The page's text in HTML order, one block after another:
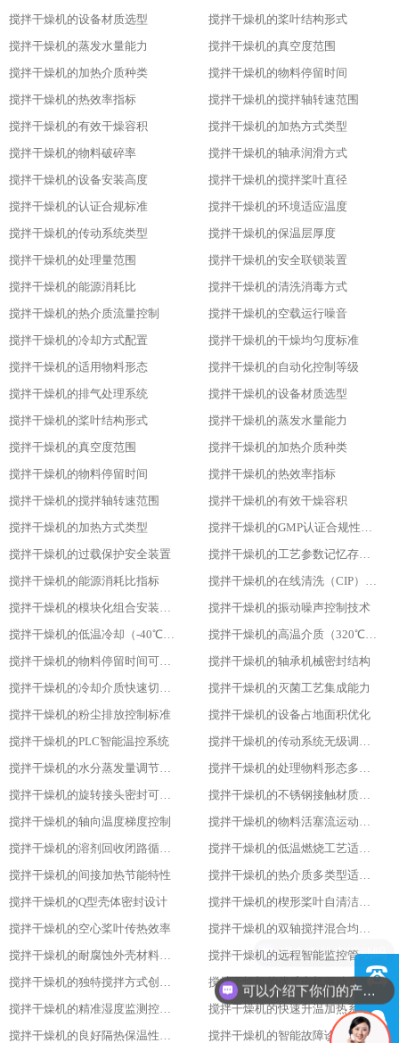
搅拌干燥机的设备材质选型
搅拌干燥机的桨叶结构形式
搅拌干燥机的蒸发水量能力
搅拌干燥机的真空度范围
搅拌干燥机的加热介质种类
搅拌干燥机的物料停留时间
搅拌干燥机的热效率指标
搅拌干燥机的搅拌轴转速范围
搅拌干燥机的有效干燥容积
搅拌干燥机的加热方式类型
搅拌干燥机的物料破碎率
搅拌干燥机的轴承润滑方式
搅拌干燥机的设备安装高度
搅拌干燥机的搅拌桨叶直径
搅拌干燥机的认证合规标准
搅拌干燥机的环境适应温度
搅拌干燥机的传动系统类型
搅拌干燥机的保温层厚度
搅拌干燥机的处理量范围
搅拌干燥机的安全联锁装置
搅拌干燥机的能源消耗比
搅拌干燥机的清洗消毒方式
搅拌干燥机的热介质流量控制
搅拌干燥机的空载运行噪音
搅拌干燥机的冷却方式配置
搅拌干燥机的干燥均匀度标准
搅拌干燥机的适用物料形态
搅拌干燥机的自动化控制等级
搅拌干燥机的排气处理系统
搅拌干燥机的设备材质选型
搅拌干燥机的桨叶结构形式
搅拌干燥机的蒸发水量能力
搅拌干燥机的真空度范围
搅拌干燥机的加热介质种类
搅拌干燥机的物料停留时间
搅拌干燥机的热效率指标
搅拌干燥机的搅拌轴转速范围
搅拌干燥机的有效干燥容积
搅拌干燥机的加热方式类型
搅拌干燥机的GMP认证合规性设计
搅拌干燥机的过载保护安全装置
搅拌干燥机的工艺参数记忆存储功能
搅拌干燥机的能源消耗比指标
搅拌干燥机的在线清洗（CIP）功能
搅拌干燥机的模块化组合安装方式
搅拌干燥机的振动噪声控制技术
搅拌干燥机的低温冷却（-40℃）适用性
搅拌干燥机的高温介质（320℃）耐受性
搅拌干燥机的物料停留时间可调性
搅拌干燥机的轴承机械密封结构
搅拌干燥机的冷却介质快速切换设计
搅拌干燥机的灭菌工艺集成能力
搅拌干燥机的粉尘排放控制标准
搅拌干燥机的设备占地面积优化
搅拌干燥机的PLC智能温控系统
搅拌干燥机的传动系统无级调速功能
搅拌干燥机的水分蒸发量调节能力
搅拌干燥机的处理物料形态多样性
搅拌干燥机的旋转接头密封可靠性
搅拌干燥机的不锈钢接触材质防腐性
搅拌干燥机的轴向温度梯度控制
搅拌干燥机的物料活塞流运动特性
搅拌干燥机的溶剂回收闭路循环系统
搅拌干燥机的低温燃烧工艺适用性
搅拌干燥机的间接加热节能特性
搅拌干燥机的热介质多类型适配性
搅拌干燥机的Q型壳体密封设计
搅拌干燥机的楔形桨叶自清洁功能
搅拌干燥机的空心桨叶传热效率
搅拌干燥机的双轴搅拌混合均匀性
搅拌干燥机的耐腐蚀外壳材料选用
搅拌干燥机的远程智能监控管理能力
搅拌干燥机的独特搅拌方式创新设计
搅拌干燥机的优质电机驱动系统稳定性
搅拌干燥机的精准湿度监测控制功能
搅拌干燥机的快速升温加热系统优势
搅拌干燥机的良好隔热保温性能特点
搅拌干燥机的智能故障诊断报警系统
可以介绍下你们的产品么